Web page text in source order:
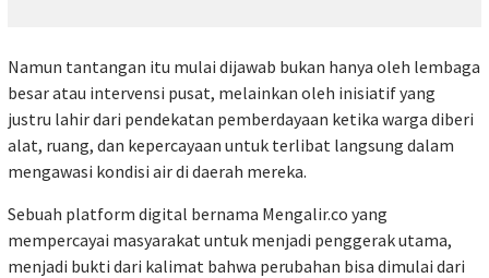
Namun tantangan itu mulai dijawab bukan hanya oleh lembaga
besar atau intervensi pusat, melainkan oleh inisiatif yang
justru lahir dari pendekatan pemberdayaan ketika warga diberi
alat, ruang, dan kepercayaan untuk terlibat langsung dalam
mengawasi kondisi air di daerah mereka.
Sebuah platform digital bernama Mengalir.co yang
mempercayai masyarakat untuk menjadi penggerak utama,
menjadi bukti dari kalimat bahwa perubahan bisa dimulai dari